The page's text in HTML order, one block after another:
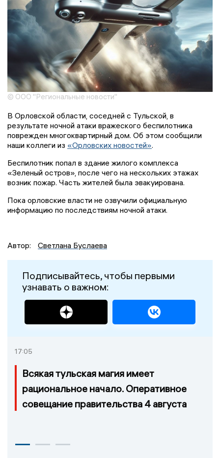
© ООО "Региональные новости"
В Орловской области, соседней с Тульской, в
результате ночной атаки вражеского беспилотника
поврежден многоквартирный дом. Об этом сообщили
наши коллеги из «Орловских новостей».
Беспилотник попал в здание жилого комплекса
«Зеленый остров», после чего на нескольких этажах
возник пожар. Часть жителей была эвакуирована.
Пока орловские власти не озвучили официальную
информацию по последствиям ночной атаки.
Автор: Светлана Буслаева
Подписывайтесь, чтобы первыми
узнавать о важном:
17:05
Всякая тульская магия имеет
рациональное начало. Оперативное
совещание правительства 4 августа